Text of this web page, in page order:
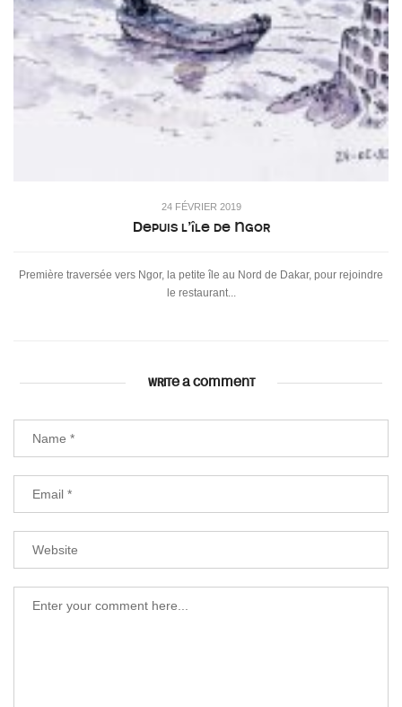
24 FÉVRIER 2019
Depuis l’île de Ngor
Première traversée vers Ngor, la petite île au Nord de Dakar, pour rejoindre
le restaurant...
WRITE A COMMENT